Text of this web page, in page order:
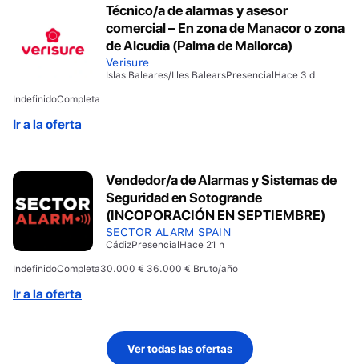
Técnico/a de alarmas y asesor
comercial – En zona de Manacor o zona
de Alcudia (Palma de Mallorca)
Verisure
Islas Baleares/Illes BalearsPresencialHace 3 d
IndefinidoCompleta
Ir a la oferta
Vendedor/a de Alarmas y Sistemas de
Seguridad en Sotogrande
(INCOPORACIÓN EN SEPTIEMBRE)
SECTOR ALARM SPAIN
CádizPresencialHace 21 h
IndefinidoCompleta30.000 € 36.000 € Bruto/año
Ir a la oferta
Ver todas las ofertas